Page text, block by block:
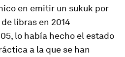
en emitir un sukuk por
libras en 2014
lo había hecho el estado
a la que se han